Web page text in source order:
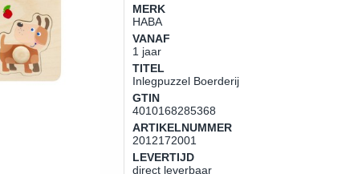
MERK
HABA
VANAF
1 jaar
TITEL
Inlegpuzzel Boerderij
GTIN
4010168285368
ARTIKELNUMMER
2012172001
LEVERTIJD
direct leverbaar